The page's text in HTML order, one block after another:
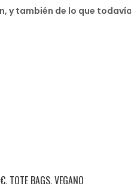
y también de lo que
, TOTE BAGS,VEGANO